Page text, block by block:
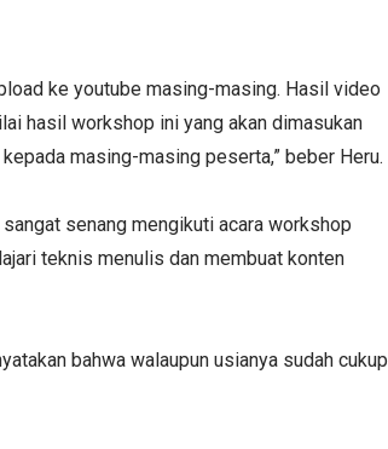
ke youtube masing-masing. Hasil video
hasil workshop ini yang akan dimasukan
masing-masing peserta,” beber Heru.
senang mengikuti acara workshop
teknis menulis dan membuat konten
bahwa walaupun usianya sudah cukup